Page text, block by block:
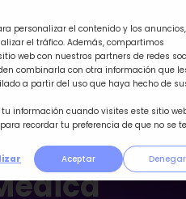
personalizar el contenido y los anuncios,
el tráfico. Además, compartimos
web con nuestros partners de redes
combinarla con otra información que
a partir del uso que haya hecho de
información cuando visites este sitio
recordar tu preferencia de que no se
Aceptar Denegar